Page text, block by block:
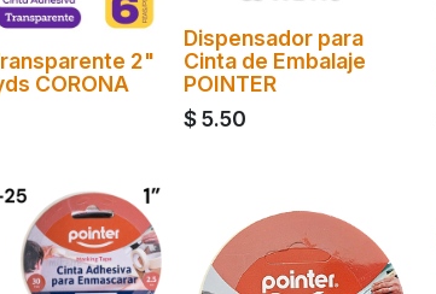
2"
CORONA
Dispensador para
Cinta de Embalaje
POINTER
$5.50